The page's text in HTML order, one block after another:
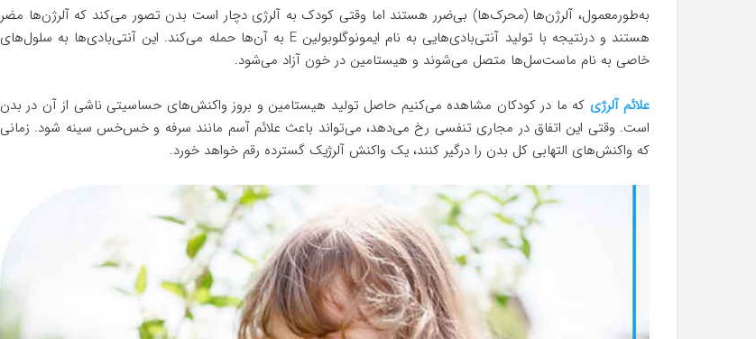
به‌طورمعمول، آلرژن‌ها (محرک‌ها) بی‌ضرر هستند اما وقتی کودک به آلرژی دچار است بدن تصور می‌کند که آلرژن‌ها مضر
هستند و درنتیجه با تولید آنتی‌بادی‌هایی به نام ایمونوگلوبولین E به آن‌ها حمله می‌کند. این آنتی‌بادی‌ها به سلول‌های
خاصی به نام ماست‌سل‌ها متصل می‌شوند و هیستامین در خون آزاد می‌شود.
علائم آلرژی که ما در کودکان مشاهده می‌کنیم حاصل تولید هیستامین و بروز واکنش‌های حساسیتی ناشی از آن در بدن
است. وقتی این اتفاق در مجاری تنفسی رخ می‌دهد، می‌تواند باعث علائم آسم مانند سرفه و خس‌خس سینه شود. زمانی
که واکنش‌های التهابی کل بدن را درگیر کنند، یک واکنش آلرژیک گسترده رقم خواهد خورد.